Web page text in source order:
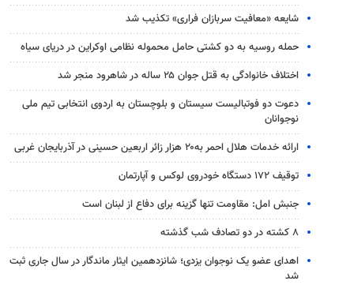
شایعه «معافیت سربازان فراری» تکذیب شد
حمله روسیه به دو کشتی حامل محموله نظامی اوکراین در دریای سیاه
اختلاف خانوادگی به قتل جوان ۲۵ ساله در شاهرود منجر شد
دعوت دو فوتبالیست سیستان و بلوچستان به اردوی انتخابی تیم ملی
نوجوانان
ارائه خدمات هلال احمر به۲۰ هزار زائر اربعین حسینی در آذربایجان غربی
توقیف ۱۷۲ دستگاه خودروی لوکس و آپارتمان
جنبش امل: مقاومت تنها گزینه برای دفاع از لبنان است
۸ کشته در دو تصادف شب گذشته
اهدای عضو یک نوجوان یزدی؛ شانزدهمین ایثار ماندگار در سال جاری ثبت
شد